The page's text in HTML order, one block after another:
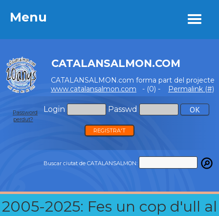
Menu
CATALANSALMON.COM
CATALANSALMON.com forma part del projecte
www.catalansalmon.com - (0) - Permalink (#)
Login Passwd
Password
perdut?
REGISTRA'T
Buscar ciutat de CATALANSALMON:
2005-2025: Fes un cop d'ull al
Menu